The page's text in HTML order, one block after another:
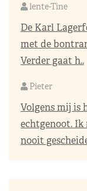
lente-Tine
De Karl
met de
Verder gaat h..
Pieter
Volgens mij is
echtgenoot. Ik
nooit